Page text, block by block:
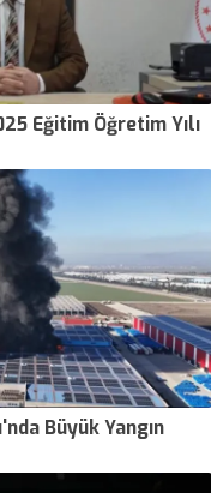
Eğitim Öğretim Yılı
Büyük Yangın